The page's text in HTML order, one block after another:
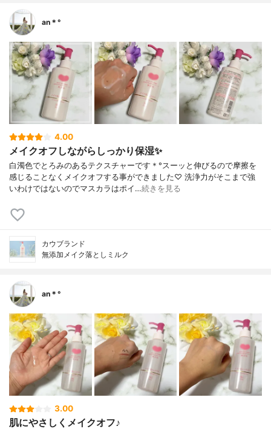
an＊°
4.00
メイクオフしながらしっかり保湿✨
白濁色でとろみのあるテクスチャーです＊°スーッと伸びるので摩擦を
感じることなくメイクオフする事ができました♡ 洗浄力がそこまで強
いわけではないのでマスカラはポイ…続きを見る
カウブランド
無添加メイク落としミルク
an＊°
3.00
肌にやさしくメイクオフ♪